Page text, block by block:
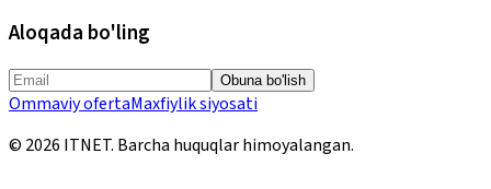
Aloqada bo'ling
Obuna bo'lish
Ommaviy ofertaMaxfiylik siyosati
© 2026 ITNET. Barcha huquqlar himoyalangan.